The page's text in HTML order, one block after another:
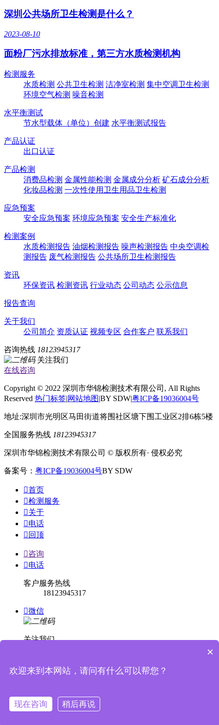
深圳公共场所卫生检测是什么？
2023-08-10
面粉厂污水排放标准，第三方水质检测机构
检测服务
水质检测 公共卫生检测 洁净室检测 集中空调卫生检测
环境空气检测 噪音检测
水平衡测试
节水型载体（单位）创建 水平衡测试报告
产品认证
出口认证
产品检测
消费品检测 金属性能检测 金属成分分析 矿石成分分析
化妆品检测 一次性使用卫生用品卫生检测
应急预案
安全应急预案 环境应急预案 安全生产标准化
检测案例
水质检测报告 油烟检测报告 噪声检测报告 中央空调检
测报告 废气检测报告 公共场所卫生检测报告
资讯
环保资讯 检测资讯 行业动态 公司动态 公示信息
报告查询
关于我们
公司简介 资质认证 视频专区 合作客户 联系我们
咨询热线 18123945317
关注我们
在线咨询
Copyright © 2022 深圳市华锦检测技术有限公司, All Rights
Reserved 热门标签|网站地图|BY SDW|粤ICP备19036004号
地址:深圳市光明区马田街道将围社区塘下围工业区2排6栋5楼
全国服务热线 18123945317
深圳市华锦检测技术有限公司 © 版权所有· 侵权必究
备案号： 粤ICP备19036004号BY SDW
首页
检测服务
关于
电话
 回顶
咨询
电话
客户服务热线
18123945317
微信
关注我们

消息提示
×
欢迎来到本网站，请问有什么可以帮您？
现在咨询 稍后再说